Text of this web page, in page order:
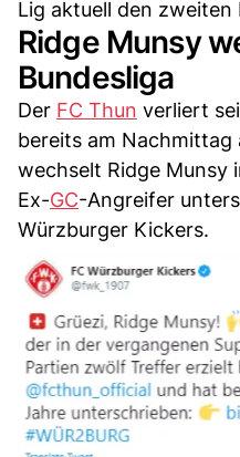
Lig aktuell den
Ridge Munsy
Bundesliga
Der FC Thun verliert
bereits am Nachmittag
wechselt Ridge Munsy
Ex-GC-Angreifer
Würzburger Kickers.